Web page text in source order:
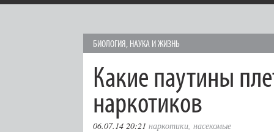
БИОЛОГИЯ, НАУКА И ЖИЗНЬ
Какие паутины
наркотиков
06.07.14 20:21 наркотики, насекомые